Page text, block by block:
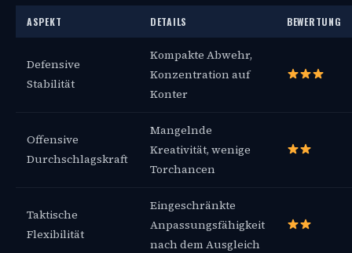
ASPEKT DETAILS BEWERTUNG
Defensive
Stabilität
Kompakte Abwehr,
Konzentration auf
Konter
Offensive
Durchschlagskraft
Mangelnde
Kreativität, wenige
Torchancen
Taktische
Flexibilität
Eingeschränkte
Anpassungsfähigkeit
nach dem Ausgleich